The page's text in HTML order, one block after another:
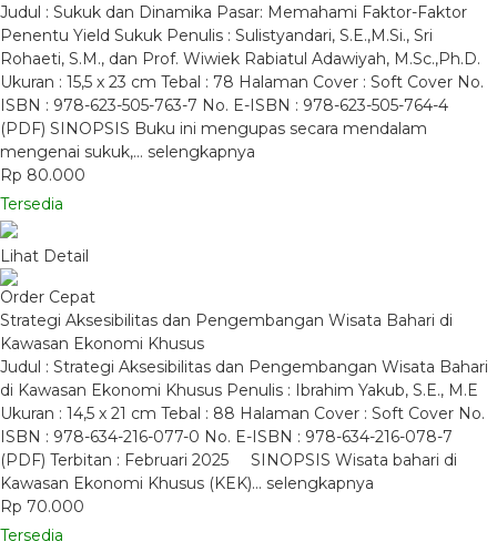
Judul : Sukuk dan Dinamika Pasar: Memahami Faktor-Faktor
Penentu Yield Sukuk Penulis : Sulistyandari, S.E.,M.Si., Sri
Rohaeti, S.M., dan Prof. Wiwiek Rabiatul Adawiyah, M.Sc.,Ph.D.
Ukuran : 15,5 x 23 cm Tebal : 78 Halaman Cover : Soft Cover No.
ISBN : 978-623-505-763-7 No. E-ISBN : 978-623-505-764-4
(PDF) SINOPSIS Buku ini mengupas secara mendalam
mengenai sukuk,… selengkapnya
Rp 80.000
Tersedia
Lihat Detail
Order Cepat
Strategi Aksesibilitas dan Pengembangan Wisata Bahari di
Kawasan Ekonomi Khusus
Judul : Strategi Aksesibilitas dan Pengembangan Wisata Bahari
di Kawasan Ekonomi Khusus Penulis : Ibrahim Yakub, S.E., M.E
Ukuran : 14,5 x 21 cm Tebal : 88 Halaman Cover : Soft Cover No.
ISBN : 978-634-216-077-0 No. E-ISBN : 978-634-216-078-7
(PDF) Terbitan : Februari 2025 SINOPSIS Wisata bahari di
Kawasan Ekonomi Khusus (KEK)… selengkapnya
Rp 70.000
Tersedia